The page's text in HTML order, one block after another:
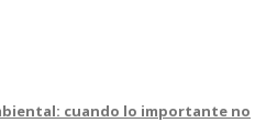
cuando lo importante no